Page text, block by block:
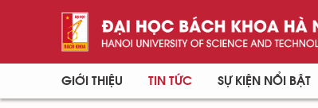
GIỚI THIỆU TIN TỨC SỰ KIỆN NỔI BẬT